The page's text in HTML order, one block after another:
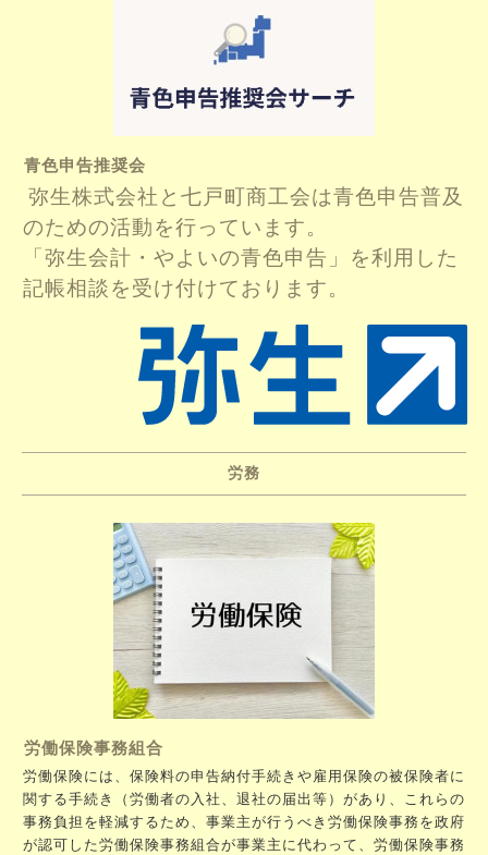
青色申告推奨会
弥生株式会社と七戸町商工会は青色申告普及
のための活動を行っています。
「弥生会計・やよいの青色申告」を利用した
記帳相談を受け付けております。
労務
労働保険事務組合
労働保険には、保険料の申告納付手続きや雇用保険の被保険者に
関する手続き（労働者の入社、退社の届出等）があり、これらの
事務負担を軽減するため、事業主が行うべき労働保険事務を政府
が認可した労働保険事務組合が事業主に代わって、労働保険事務